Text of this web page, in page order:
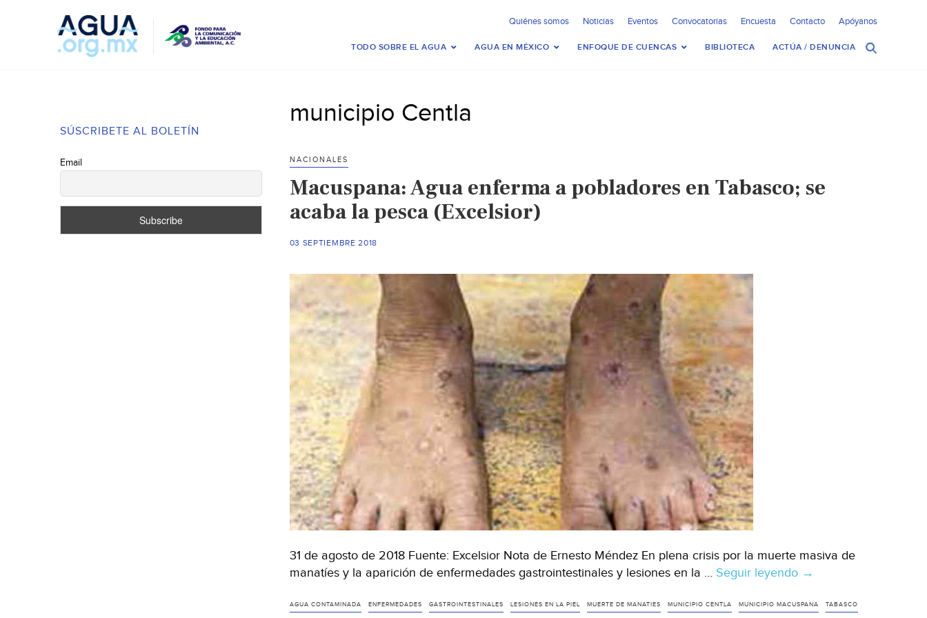
Quiénes somos Noticias Eventos Convocatorias Encuesta Contacto Apóyanos
TODO SOBRE EL AGUA AGUA EN MÉXICO ENFOQUE DE CUENCAS BIBLIOTECA ACTÚA / DENUNCIA
SÚSCRIBETE AL BOLETÍN
Email
municipio Centla
NACIONALES
Macuspana: Agua enferma a pobladores en Tabasco; se
acaba la pesca (Excelsior)
03 SEPTIEMBRE 2018
31 de agosto de 2018 Fuente: Excelsior Nota de Ernesto Méndez En plena crisis por la muerte masiva de
manatíes y la aparición de enfermedades gastrointestinales y lesiones en la … Seguir leyendo Macuspana:
enferma
→
AGUA CONTAMINADA ENFERMEDADES GASTROINTESTINALES LESIONES EN LA PIEL MUERTE DE MANATIES MUNICIPIO CENTLA MUNICIPIO MACUSPANA TABASCO